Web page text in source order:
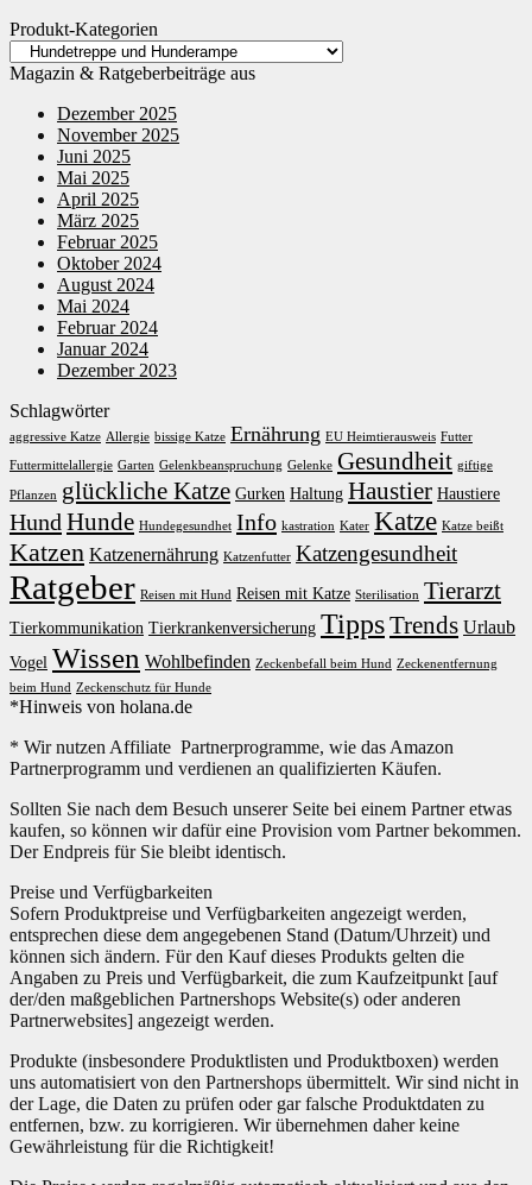
Produkt-Kategorien
Magazin & Ratgeberbeiträge aus
Dezember 2025
November 2025
Juni 2025
Mai 2025
April 2025
März 2025
Februar 2025
Oktober 2024
August 2024
Mai 2024
Februar 2024
Januar 2024
Dezember 2023
Schlagwörter
aggressive Katze Allergie bissige Katze Ernährung EU Heimtierausweis Futter
Futtermittelallergie Garten Gelenkbeanspruchung Gelenke Gesundheit giftige
Pflanzen glückliche Katze Gurken Haltung Haustier Haustiere
Hund Hunde Hundegesundhet Info kastration Kater Katze Katze beißt
Katzen Katzenernährung Katzenfutter Katzengesundheit
Ratgeber Reisen mit Hund Reisen mit Katze Sterilisation Tierarzt
Tierkommunikation Tierkrankenversicherung TippsTrends Urlaub
Vogel Wissen Wohlbefinden Zeckenbefall beim Hund Zeckenentfernung
beim Hund Zeckenschutz für Hunde
*Hinweis von holana.de
* Wir nutzen Affiliate Partnerprogramme, wie das Amazon
Partnerprogramm und verdienen an qualifizierten Käufen.
Sollten Sie nach dem Besuch unserer Seite bei einem Partner etwas
kaufen, so können wir dafür eine Provision vom Partner bekommen.
Der Endpreis für Sie bleibt identisch.
Preise und Verfügbarkeiten
Sofern Produktpreise und Verfügbarkeiten angezeigt werden,
entsprechen diese dem angegebenen Stand (Datum/Uhrzeit) und
können sich ändern. Für den Kauf dieses Produkts gelten die
Angaben zu Preis und Verfügbarkeit, die zum Kaufzeitpunkt [auf
der/den maßgeblichen Partnershops Website(s) oder anderen
Partnerwebsites] angezeigt werden.
Produkte (insbesondere Produktlisten und Produktboxen) werden
uns automatisiert von den Partnershops übermittelt. Wir sind nicht in
der Lage, die Daten zu prüfen oder gar falsche Produktdaten zu
entfernen, bzw. zu korrigieren. Wir übernehmen daher keine
Gewährleistung für die Richtigkeit!